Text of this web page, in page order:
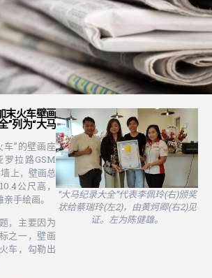
末火车壁画
”列为“大马
车”的壁画座
拉路GSM
上，壁画总
公尺高，
手绘画。
，主要因为
之一，壁画
车，勾勒出
“大马纪录大全”代表李佩玲(右)颁奖
状给蔡瑞玲(左2)，由黄炣卿(右2)见
证。左为陈健雄。